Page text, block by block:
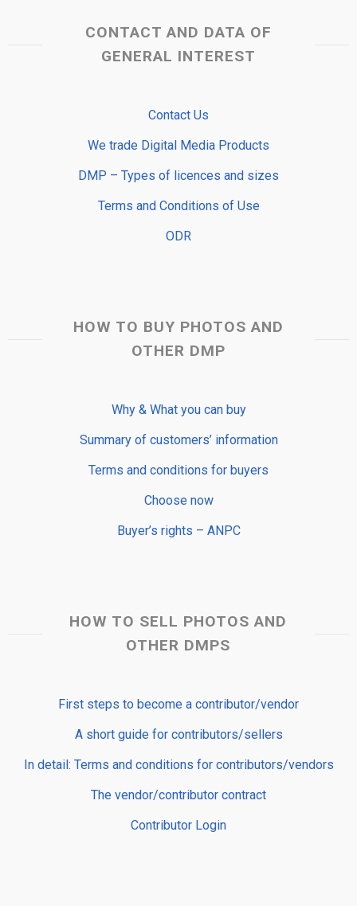
CONTACT AND DATA OF
GENERAL INTEREST
Contact Us
We trade Digital Media Products
DMP – Types of licences and sizes
Terms and Conditions of Use
ODR
HOW TO BUY PHOTOS AND
OTHER DMP
Why & What you can buy
Summary of customers’ information
Terms and conditions for buyers
Choose now
Buyer’s rights – ANPC
HOW TO SELL PHOTOS AND
OTHER DMPS
First steps to become a contributor/vendor
A short guide for contributors/sellers
In detail: Terms and conditions for contributors/vendors
The vendor/contributor contract
Contributor Login